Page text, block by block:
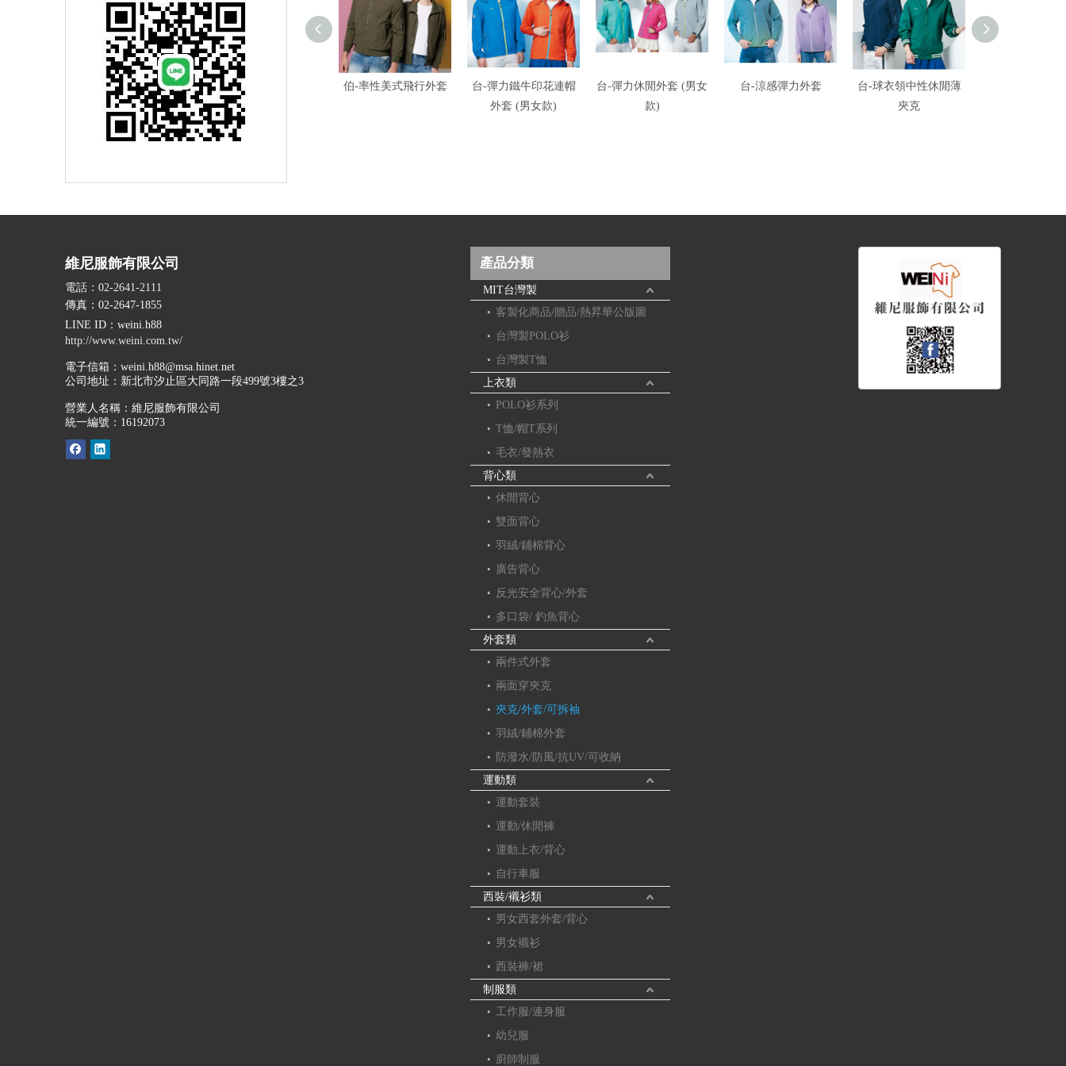
伯-率性美式飛行外套
台-彈力鐵牛印花連帽
外套 (男女款)
台-彈力休閒外套 (男女
款)
台-涼感彈力外套
台-球衣領中性休閒薄
夾克
維尼服飾有限公司
電話：02-2641-2111
傳真：02-2647-1855
LINE ID ：weini.h88
http://www.weini.com.tw/
電子信箱： weini.h88@msa.hinet.net
公司地址： 新北市汐止區大同路一段499號3樓之3
營業人名稱：維尼服飾有限公司
統一編號：16192073
產品分類
MIT台灣製
客製化商品/贈品/熱昇華公版圖
台灣製POLO衫
台灣製T恤
上衣類
POLO衫系列
T恤/帽T系列
毛衣/發熱衣
背心類
休閒背心
雙面背心
羽絨/鋪棉背心
廣告背心
反光安全背心/外套
多口袋/ 釣魚背心
外套類
兩件式外套
兩面穿夾克
夾克/外套/可拆袖
羽絨/鋪棉外套
防潑水/防風/抗UV/可收納
運動類
運動套裝
運動/休閒褲
運動上衣/背心
自行車服
西裝/襯衫類
男女西套外套/背心
男女襯衫
西裝褲/裙
制服類
工作服/連身服
幼兒服
廚師制服